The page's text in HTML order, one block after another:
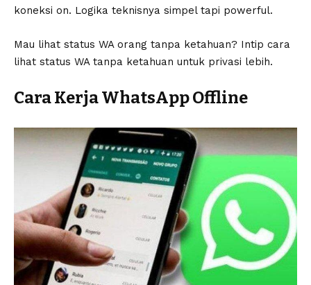
koneksi on. Logika teknisnya simpel tapi powerful.
Mau lihat status WA orang tanpa ketahuan? Intip cara
lihat status WA tanpa ketahuan untuk privasi lebih.
Cara Kerja WhatsApp Offline